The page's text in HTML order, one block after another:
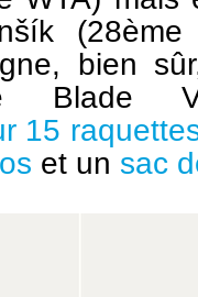
bien
15
et un sac